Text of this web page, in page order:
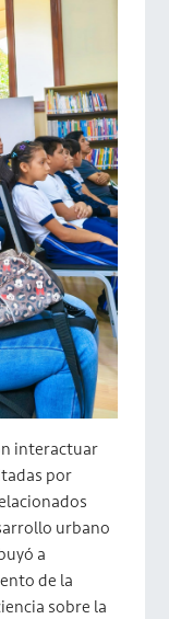
interactuar
por
urbano
a
de la
sobre la